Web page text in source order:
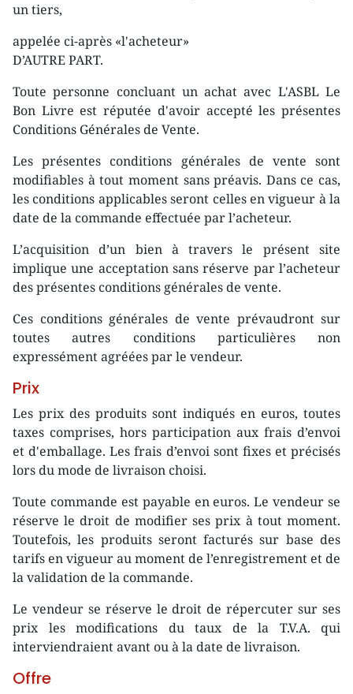
un tiers,
appelée ci-après «l'acheteur»
D’AUTRE PART.
Toute personne concluant un achat avec L'ASBL Le
Bon Livre est réputée d'avoir accepté les présentes
Conditions Générales de Vente.
Les présentes conditions générales de vente sont
modifiables à tout moment sans préavis. Dans ce cas,
les conditions applicables seront celles en vigueur à la
date de la commande effectuée par l’acheteur.
L’acquisition d’un bien à travers le présent site
implique une acceptation sans réserve par l’acheteur
des présentes conditions générales de vente.
Ces conditions générales de vente prévaudront sur
toutes autres conditions particulières non
expressément agréées par le vendeur.
Prix
Les prix des produits sont indiqués en euros, toutes
taxes comprises, hors participation aux frais d’envoi
et d'emballage. Les frais d’envoi sont fixes et précisés
lors du mode de livraison choisi.
Toute commande est payable en euros. Le vendeur se
réserve le droit de modifier ses prix à tout moment.
Toutefois, les produits seront facturés sur base des
tarifs en vigueur au moment de l’enregistrement et de
la validation de la commande.
Le vendeur se réserve le droit de répercuter sur ses
prix les modifications du taux de la T.V.A. qui
interviendraient avant ou à la date de livraison.
Offre